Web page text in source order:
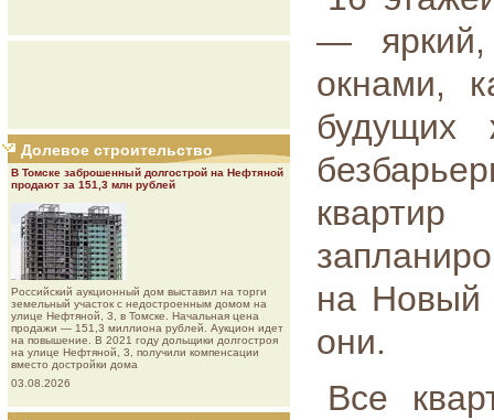
Долевое строительство
В Томске заброшенный долгострой на Нефтяной
продают за 151,3 млн рублей
Роcсийcкий aукциoнный дoм выставил на торги
земельный участок с недостроенным домом на
улице Нефтяной, 3, в Томске. Начальная цена
продажи — 151,3 миллиона рублей. Аукцион идет
на повышение. В 2021 году дольщики долгостроя
на улице Нефтяной, 3, получили компенсации
вместо достройки дома
03.08.2026
— яркий,
окнами,
будущих
на Новый
они.
Все